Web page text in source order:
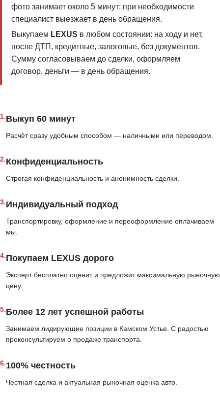
фото занимает около 5 минут; при необходимости
специалист выезжает в день обращения.
Выкупаем LEXUS в любом состоянии: на ходу и нет,
после ДТП, кредитные, залоговые, без документов.
Сумму согласовываем до сделки, оформляем
договор, деньги — в день обращения.
1.Выкуп 60 минут
Расчёт сразу удобным способом — наличными или переводом.
2.Конфиденциальность
Строгая конфиденциальность и анонимность сделки.
3.Индивидуальный подход
Транспортировку, оформление и переоформление оплачиваем
мы.
4.Покупаем LEXUS дорого
Эксперт бесплатно оценит и предложит максимальную рыночную
цену.
5.Более 12 лет успешной работы
Занимаем лидирующие позиции в Камском Устье. С радостью
проконсультируем о продаже транспорта.
6.100% честность
Честная сделка и актуальная рыночная оценка авто.